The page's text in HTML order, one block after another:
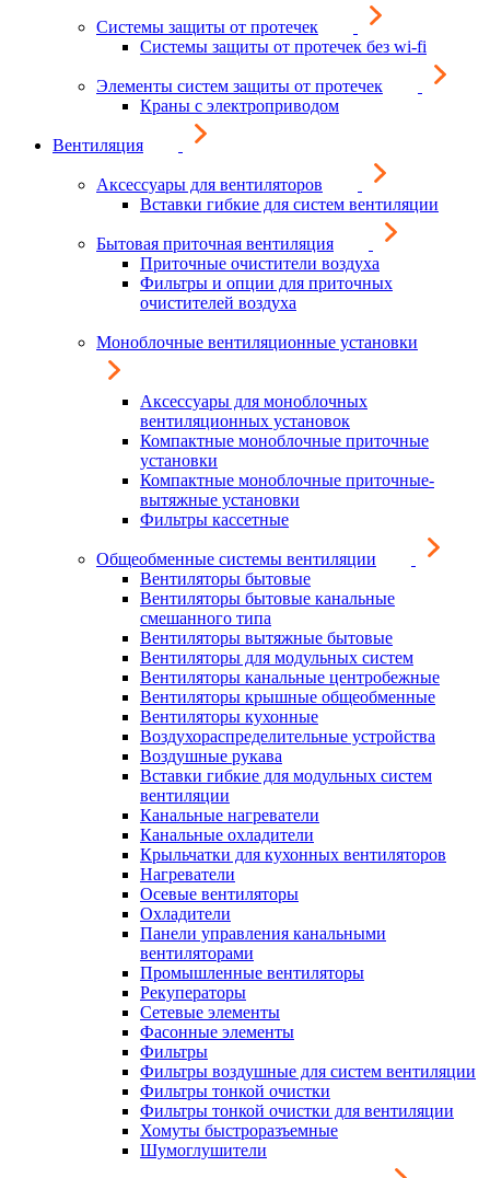
Системы защиты от протечек
Системы защиты от протечек без wi-fi
Элементы систем защиты от протечек
Краны с электроприводом
Вентиляция
Аксессуары для вентиляторов
Вставки гибкие для систем вентиляции
Бытовая приточная вентиляция
Приточные очистители воздуха
Фильтры и опции для приточных
очистителей воздуха
Моноблочные вентиляционные установки
Аксессуары для моноблочных
вентиляционных установок
Компактные моноблочные приточные
установки
Компактные моноблочные приточные-
вытяжные установки
Фильтры кассетные
Общеобменные системы вентиляции
Вентиляторы бытовые
Вентиляторы бытовые канальные
смешанного типа
Вентиляторы вытяжные бытовые
Вентиляторы для модульных систем
Вентиляторы канальные центробежные
Вентиляторы крышные общеобменные
Вентиляторы кухонные
Воздухораспределительные устройства
Воздушные рукава
Вставки гибкие для модульных систем
вентиляции
Канальные нагреватели
Канальные охладители
Крыльчатки для кухонных вентиляторов
Нагреватели
Осевые вентиляторы
Охладители
Панели управления канальными
вентиляторами
Промышленные вентиляторы
Рекуператоры
Сетевые элементы
Фасонные элементы
Фильтры
Фильтры воздушные для систем вентиляции
Фильтры тонкой очистки
Фильтры тонкой очистки для вентиляции
Хомуты быстроразъемные
Шумоглушители